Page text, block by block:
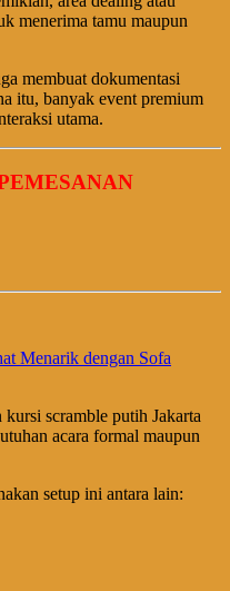
menerima tamu maupun
membuat dokumentasi
itu, banyak event premium
utama.
Menarik dengan Sofa
scramble putih Jakarta
acara formal maupun
setup ini antara lain: